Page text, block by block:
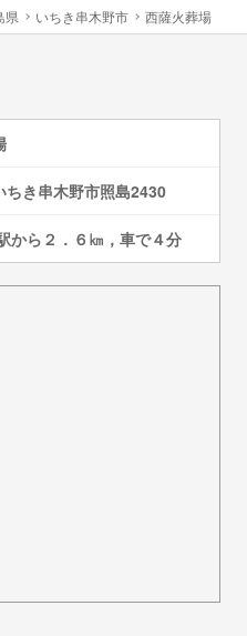
県 いちき串木野市 西薩火葬場
ちき串木野市照島2430
から２．６㎞，車で４分